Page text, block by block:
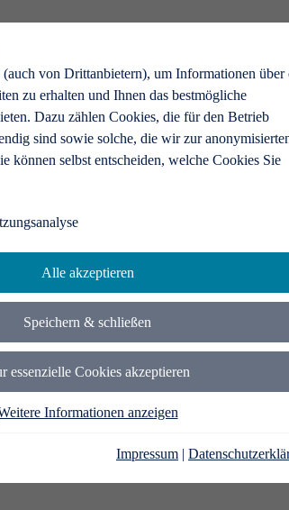
von Drittanbietern), um Informationen über
zu erhalten und Ihnen das bestmögliche
Dazu zählen Cookies, die für den Betrieb
sind sowie solche, die wir zur
können selbst entscheiden, welche Cookies Sie
Alle akzeptieren
Speichern & schließen
essenzielle Cookies akzeptieren
Informationen anzeigen
Impressum |